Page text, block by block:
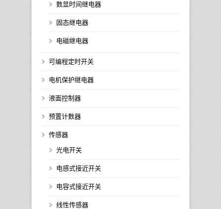
数显时间继电器
固态继电器
电磁继电器
可编程定时开关
电机保护继电器
液面控制器
预置计数器
传感器
光电开关
电感式接近开关
电容式接近开关
线性传感器